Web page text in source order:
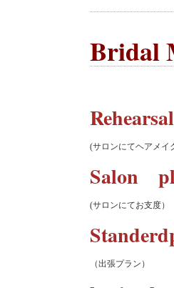
Bridal
Rehearsal
(サロンにてヘアメイ
Salon
(サロンにてお支度）
（出張プラン）